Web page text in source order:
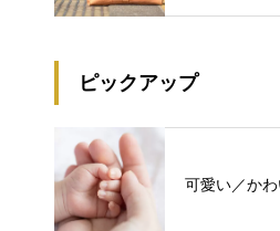
ピックアップ
可愛い／か